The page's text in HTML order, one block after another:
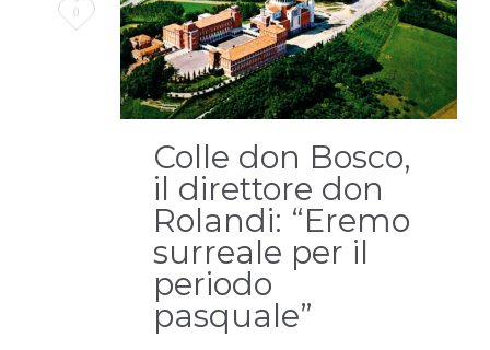
Love
0
Colle don Bosco,
il direttore don
Rolandi: “Eremo
surreale per il
periodo
pasquale”